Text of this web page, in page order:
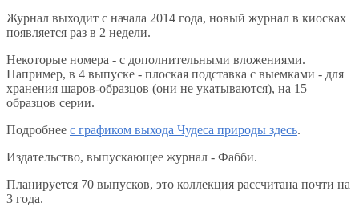
Журнал выходит с начала 2014 года, новый журнал в киосках
появляется раз в 2 недели.
Некоторые номера - с дополнительными вложениями.
Например, в 4 выпуске - плоская подставка с выемками - для
хранения шаров-образцов (они не укатываются), на 15
образцов серии.
Подробнее с графиком выхода Чудеса природы здесь.
Издательство, выпускающее журнал - Фабби.
Планируется 70 выпусков, это коллекция рассчитана почти на
3 года.